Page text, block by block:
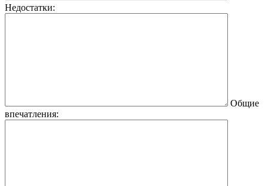
Недостатки:
Общие
впечатления: